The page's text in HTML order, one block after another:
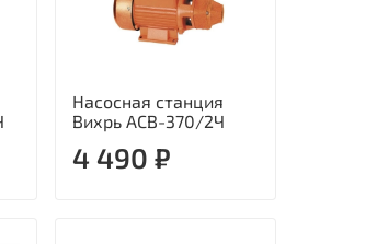
Насосная станция
Вихрь АСВ-370/2Ч
4 490 ₽